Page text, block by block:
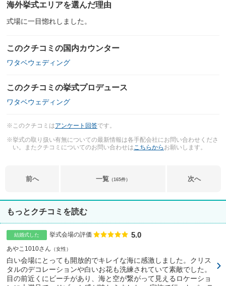
海外挙式エリアを選んだ理由
式場に一目惚れしました。
このクチコミの国内カウンター
ワタベウェディング
このクチコミの挙式プロデュース
ワタベウェディング
※このクチコミはアンケート回答です。
※挙式の取り扱い有無についての最新情報は各手配会社にお問い合わせくださ
い。またクチコミについてのお問い合わせはこちらから お願いします。
前へ 一覧 （165件） 次へ
もっとクチコミを読む
結婚式した 挙式会場の評価 点数
5.0
あやこ1010さん 女性
白い会場にとっても開放的でキレイな海に感激しました。クリス
タルのデコレーションや白いお花も洗練されていて素敵でした。
目の前近くにビーチがあり、海と空が繋がって見えるロケーショ